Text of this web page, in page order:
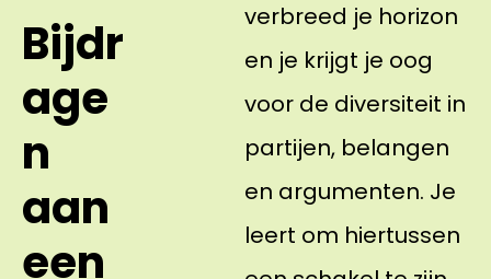
Bijdr
age
n
aan
een
verbreed je horizon
en je krijgt je oog
voor de diversiteit in
partijen, belangen
en argumenten. Je
leert om hiertussen